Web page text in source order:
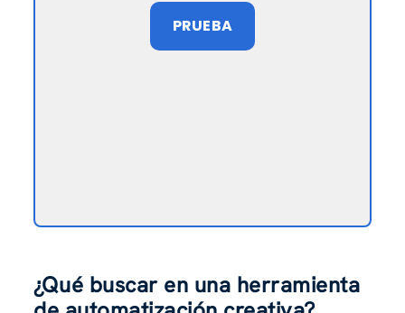
PRUEBA
¿Qué buscar en una herramienta